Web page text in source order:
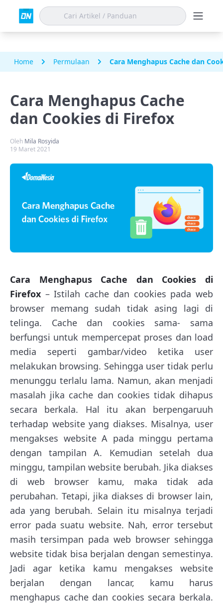
Home Permulaan Cara Menghapus Cache dan
Cara Menghapus Cache
dan Cookies di Firefox
Oleh Mila Rosyida
19 Maret 2021
Cara Menghapus Cache dan Cookies di
Firefox – Istilah cache dan cookies pada web
browser memang sudah tidak asing lagi di
telinga. Cache dan cookies sama- sama
berfungsi untuk mempercepat proses dan load
media seperti gambar/video ketika user
melakukan browsing. Sehingga user tidak perlu
menunggu terlalu lama. Namun, akan menjadi
masalah jika cache dan cookies tidak dihapus
secara berkala. Hal itu akan berpengaruuh
terhadap website yang diakses. Misalnya, user
mengakses website A pada minggu pertama
dengan tampilan A. Kemudian setelah dua
minggu, tampilan website berubah. Jika diakses
di web browser kamu, maka tidak ada
perubahan. Tetapi, jika diakses di browser lain,
ada yang berubah. Selain itu misalnya terjadi
error pada suatu website. Nah, error tersebut
masih tersimpan pada web browser sehingga
website tidak bisa berjalan dengan semestinya.
Jadi agar ketika kamu mengakses website
berjalan dengan lancar, kamu harus
menghapus cache dan cookies secara berkala.